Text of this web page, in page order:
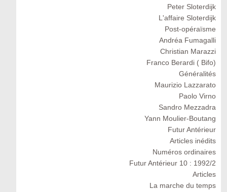
Peter Sloterdijk
L'affaire Sloterdijk
Post-opéraïsme
Andréa Fumagalli
Christian Marazzi
Franco Berardi ( Bifo)
Généralités
Maurizio Lazzarato
Paolo Virno
Sandro Mezzadra
Yann Moulier-Boutang
Futur Antérieur
Articles inédits
Numéros ordinaires
Futur Antérieur 10 : 1992/2
Articles
La marche du temps